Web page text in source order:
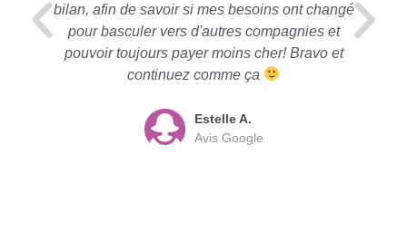
bilan, afin de savoir si mes besoins ont changé
pour basculer vers d'autres compagnies et
pouvoir toujours payer moins cher! Bravo et
continuez comme ça
Estelle A.
Avis Google